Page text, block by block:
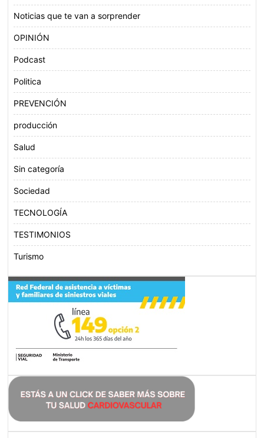
Noticias que te van a sorprender
OPINIÓN
Podcast
Politica
PREVENCIÓN
producción
Salud
Sin categoría
Sociedad
TECNOLOGÍA
TESTIMONIOS
Turismo